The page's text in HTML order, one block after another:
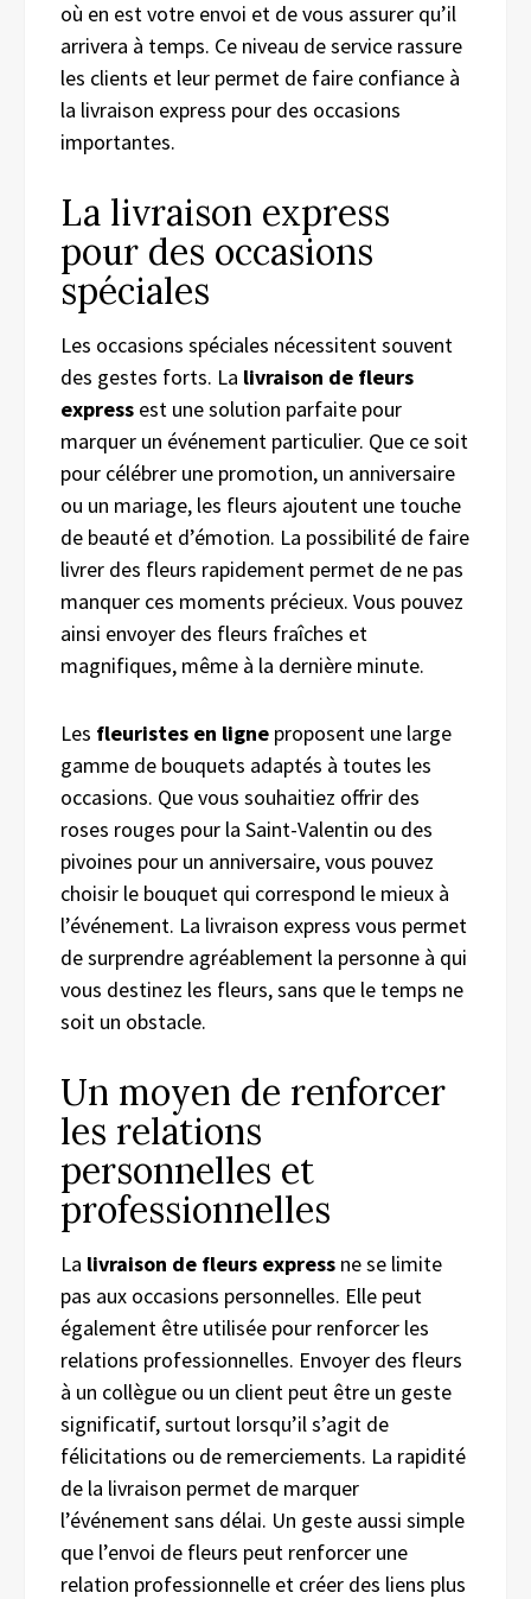
où en est votre envoi et de vous assurer qu’il
arrivera à temps. Ce niveau de service rassure
les clients et leur permet de faire confiance à
la livraison express pour des occasions
importantes.
La livraison express
pour des occasions
spéciales
Les occasions spéciales nécessitent souvent
des gestes forts. La livraison de fleurs
express est une solution parfaite pour
marquer un événement particulier. Que ce soit
pour célébrer une promotion, un anniversaire
ou un mariage, les fleurs ajoutent une touche
de beauté et d’émotion. La possibilité de faire
livrer des fleurs rapidement permet de ne pas
manquer ces moments précieux. Vous pouvez
ainsi envoyer des fleurs fraîches et
magnifiques, même à la dernière minute.
Les fleuristes en ligne proposent une large
gamme de bouquets adaptés à toutes les
occasions. Que vous souhaitiez offrir des
roses rouges pour la Saint-Valentin ou des
pivoines pour un anniversaire, vous pouvez
choisir le bouquet qui correspond le mieux à
l’événement. La livraison express vous permet
de surprendre agréablement la personne à qui
vous destinez les fleurs, sans que le temps ne
soit un obstacle.
Un moyen de renforcer
les relations
personnelles et
professionnelles
La livraison de fleurs express ne se limite
pas aux occasions personnelles. Elle peut
également être utilisée pour renforcer les
relations professionnelles. Envoyer des fleurs
à un collègue ou un client peut être un geste
significatif, surtout lorsqu’il s’agit de
félicitations ou de remerciements. La rapidité
de la livraison permet de marquer
l’événement sans délai. Un geste aussi simple
que l’envoi de fleurs peut renforcer une
relation professionnelle et créer des liens plus